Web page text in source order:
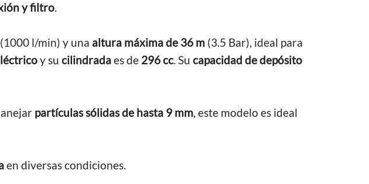
y filtro.
(1000 l/min) y una altura máxima de 36 m (3.5 Bar), ideal para
y su cilindradaes de 296 cc. Su capacidad de depósito
partículas sólidas de hasta 9 mm, este modelo es ideal
en diversas condiciones.